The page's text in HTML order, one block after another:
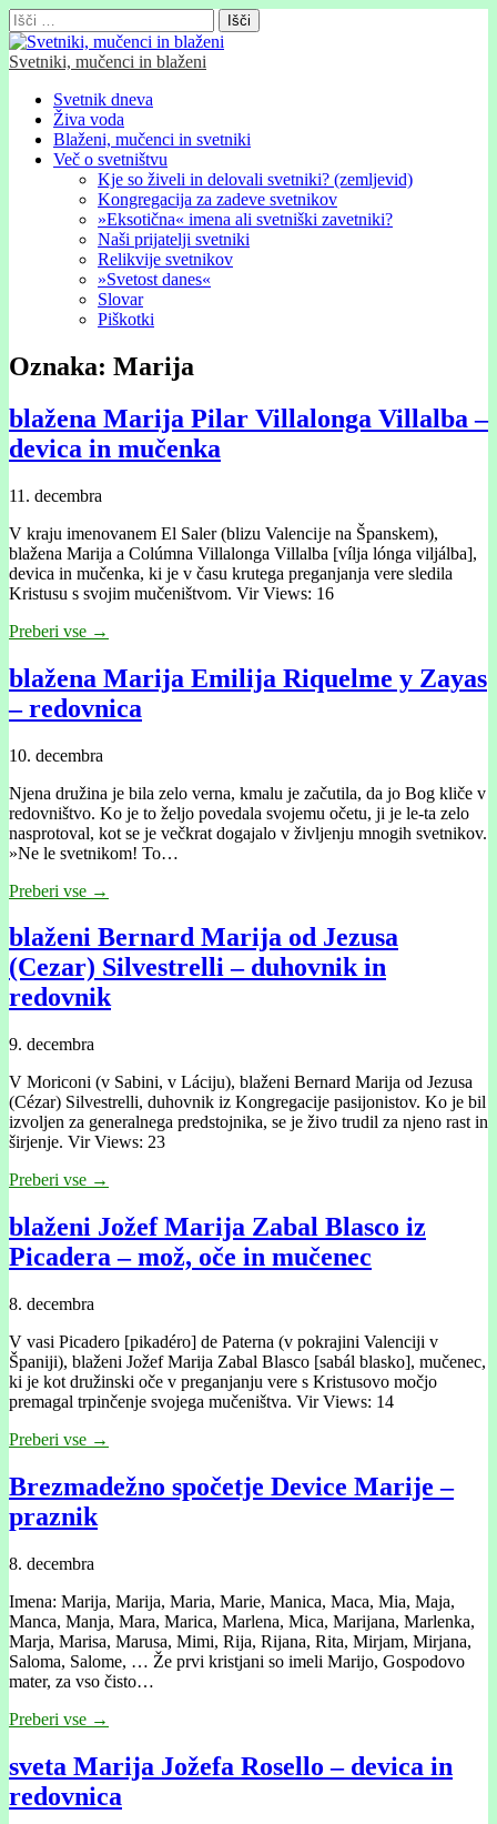
Išči:
Svetniki, mučenci in blaženi
Glavni
meni
Skip
content
Svetnik dneva
Živa voda
Blaženi, mučenci in svetniki
Več o svetništvu
Kje so živeli in delovali svetniki? (zemljevid)
Kongregacija za zadeve svetnikov
»Eksotična« imena ali svetniški zavetniki?
Naši prijatelji svetniki
Relikvije svetnikov
»Svetost danes«
Slovar
Piškotki
Oznaka: Marija
blažena Marija Pilar Villalonga Villalba –
devica in mučenka
11. decembra
V kraju imenovanem El Saler (blizu Valencĳe na Španskem),
blažena Marija a Colúmna Villalonga Villalba [vílja lónga viljálba],
devica in mučenka, ki je v času krutega preganjanja vere sledila
Kristusu s svojim mučeništvom. Vir Views: 16
Preberi vse →
blažena Marija Emilija Riquelme y Zayas
– redovnica
10. decembra
Njena družina je bila zelo verna, kmalu je začutila, da jo Bog kliče v
redovništvo. Ko je to željo povedala svojemu očetu, ji je le-ta zelo
nasprotoval, kot se je večkrat dogajalo v življenju mnogih svetnikov.
»Ne le svetnikom! To…
Preberi vse →
blaženi Bernard Marija od Jezusa
(Cezar) Silvestrelli – duhovnik in
redovnik
9. decembra
V Moriconi (v Sabini, v Láciju), blaženi Bernard Marija od Jezusa
(Cézar) Silvestrelli, duhovnik iz Kongregacije pasijonistov. Ko je bil
izvoljen za generalnega predstojnika, se je živo trudil za njeno rast in
širjenje. Vir Views: 23
Preberi vse →
blaženi Jožef Marija Zabal Blasco iz
Picadera – mož, oče in mučenec
8. decembra
V vasi Picadero [pikadéro] de Paterna (v pokrajini Valenciji v
Španiji), blaženi Jožef Marija Zabal Blasco [sabál blasko], mučenec,
ki je kot družinski oče v preganjanju vere s Kristusovo močjo
premagal trpinčenje svojega mučeništva. Vir Views: 14
Preberi vse →
Brezmadežno spočetje Device Marije –
praznik
8. decembra
Imena: Marija, Marija, Maria, Marie, Manica, Maca, Mia, Maja,
Manca, Manja, Mara, Marica, Marlena, Mica, Marijana, Marlenka,
Marja, Marisa, Marusa, Mimi, Rija, Rijana, Rita, Mirjam, Mirjana,
Saloma, Salome, … Že prvi kristjani so imeli Marijo, Gospodovo
mater, za vso čisto…
Preberi vse →
sveta Marija Jožefa Rosello – devica in
redovnica